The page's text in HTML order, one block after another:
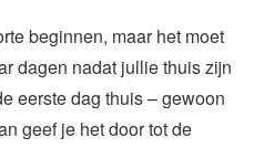
beginnen, maar het moet
dagen nadat jullie thuis zijn
eerste dag thuis – gewoon
geef je het door tot de